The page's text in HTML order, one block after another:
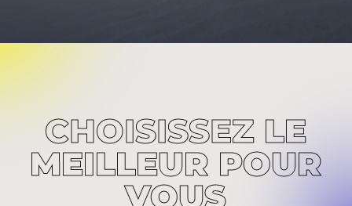
CHOISISSEZ LE
MEILLEUR POUR